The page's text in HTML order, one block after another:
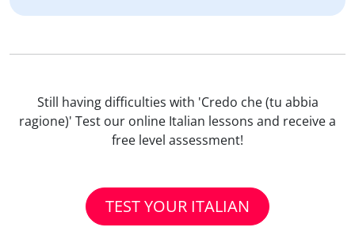
Still having difficulties with 'Credo che (tu abbia
ragione)' Test our online Italian lessons and receive a
free level assessment!
TEST YOUR ITALIAN